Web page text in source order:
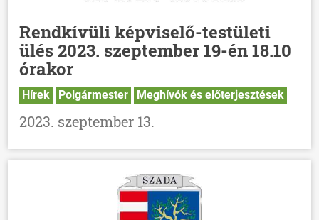
VÁLASZTÁSOK
Rendkívüli képviselő-testületi
ülés 2023. szeptember 19-én 18.10
órakor
Hírek Polgármester Meghívók és előterjesztések
2023. szeptember 13.